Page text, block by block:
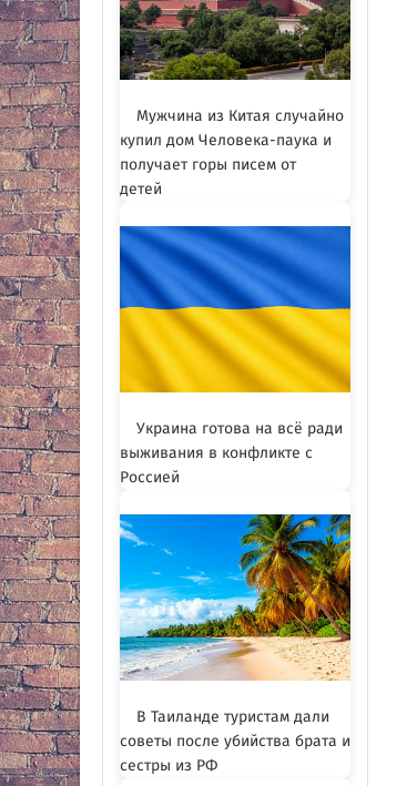
Мужчина из Китая случайно
купил дом Человека-паука и
получает горы писем от
детей
Украина готова на всё ради
выживания в конфликте с
Россией
В Таиланде туристам дали
советы после убийства брата и
сестры из РФ